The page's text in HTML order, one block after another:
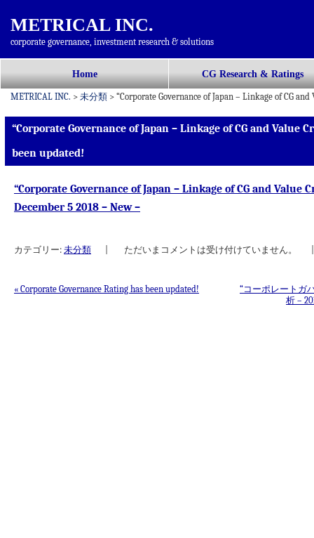
METRICAL INC.
corporate governance, investment research & solutions
メインメニュー
ン
ン
へ
動
Home CG Research & Ratings
METRICAL INC. > 未分類 > “Corporate Governance of Japan – Linkage of CG
“Corporate Governance of Japan – Linkage of CG and Value
been updated!
“Corporate Governance of Japan – Linkage of CG and Value
December 5 2018 – New –
カテゴリー: 未分類 ただいまコメントは受け付けていません。
« Corporate Governance Rating has been updated!
“コーポレートガ
析 –